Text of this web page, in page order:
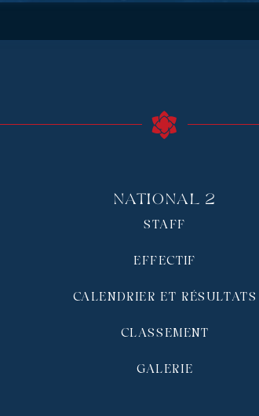
National 2
STAFF
EFFECTIF
CALENDRIER ET RÉSULTATS
CLASSEMENT
GALERIE